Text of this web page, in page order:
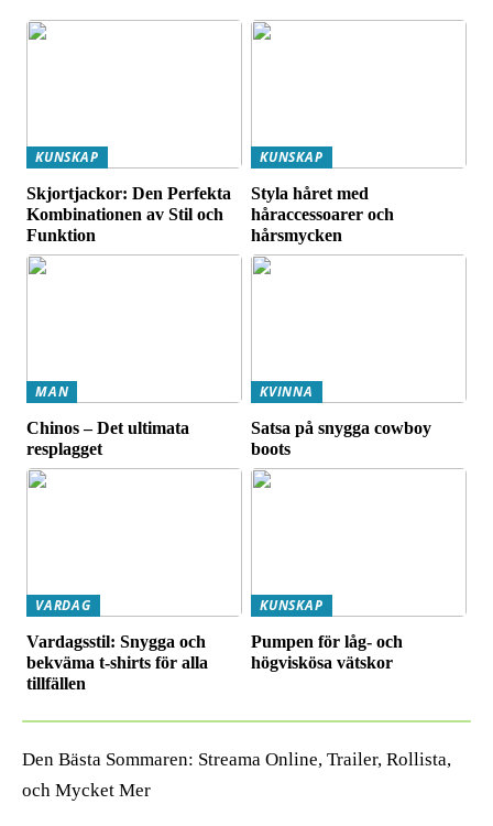
KUNSKAP
Skjortjackor: Den Perfekta
Kombinationen av Stil och
Funktion
KUNSKAP
Styla håret med
håraccessoarer och
hårsmycken
MAN
Chinos – Det ultimata
resplagget
KVINNA
Satsa på snygga cowboy
boots
VARDAG
Vardagsstil: Snygga och
bekväma t-shirts för alla
tillfällen
KUNSKAP
Pumpen för låg- och
högviskösa vätskor
Den Bästa Sommaren: Streama Online, Trailer, Rollista,
och Mycket Mer